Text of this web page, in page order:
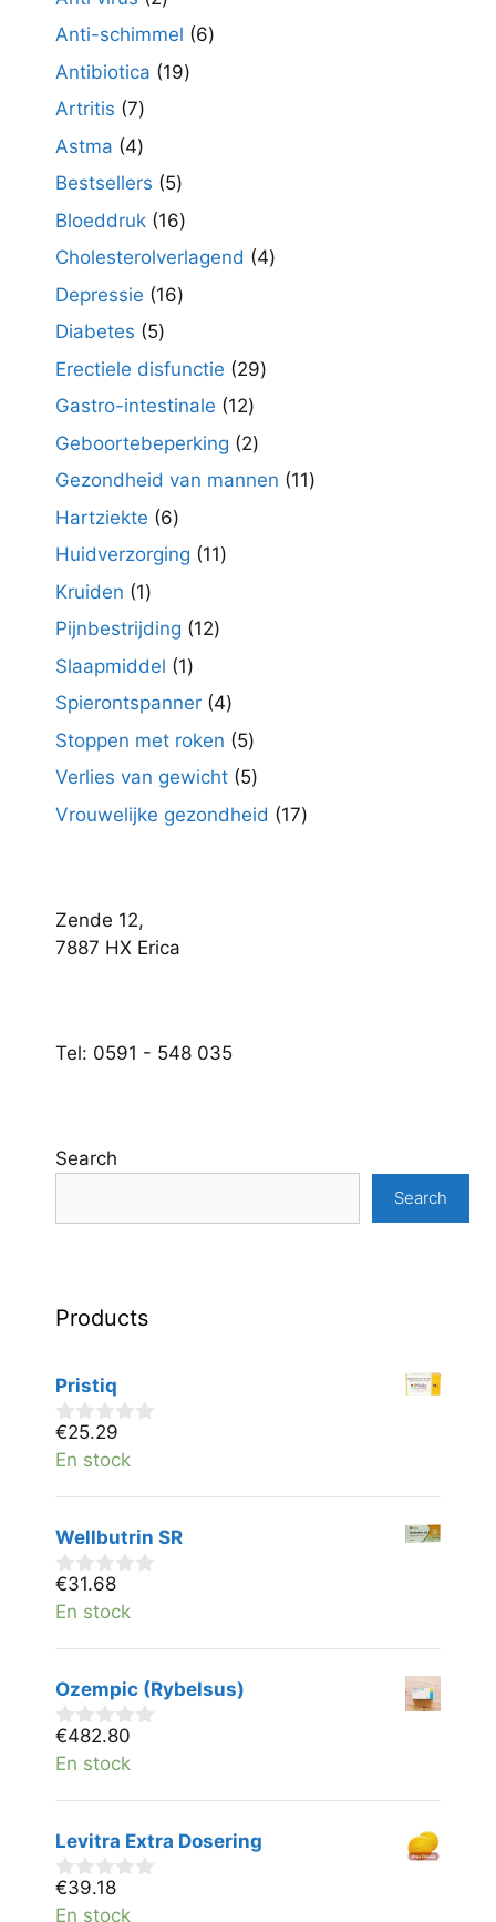
producten
Anti-schimmel 66
Antibiotica 1919
Artritis 77
producten
Astma 44
producten
Bestsellers 55
producten
Bloeddruk 1616
producten
Cholesterolverlagend 44
Depressie 1616
Diabetes 55
producten
Erectiele disfunctie 2929
Gastro-intestinale 1212
producten
Geboortebeperking 22
producten
Gezondheid van mannen 1111
Hartziekte 66
producten
Huidverzorging 1111
Kruiden 11
product
Pijnbestrijding 1212
Slaapmiddel 11
product
Spierontspanner 44
producten
Stoppen met roken 55
producten
Verlies van gewicht 55
producten
Vrouwelijke gezondheid 1717
Zende 12,
7887 HX Erica
Tel: 0591 - 548 035
Search
Search
Products
Pristiq
0
v
n
€25.29
En stock
Wellbutrin SR
0
v
n
€31.68
En stock
Ozempic (Rybelsus)
0
v
n
€482.80
En stock
Levitra Extra Dosering
0
v
€39.18
En stock